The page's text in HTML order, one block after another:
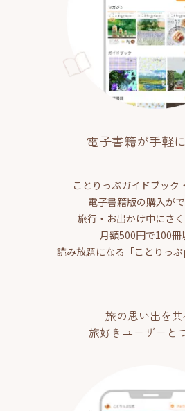
電子書籍が手軽
ことりっぷガイドブック
電子書籍版の購入がで
旅行・お出かけ中にさ
月額500円で100冊
読み放題になる「ことりっ
旅の思い出を共
旅好きユーザーと